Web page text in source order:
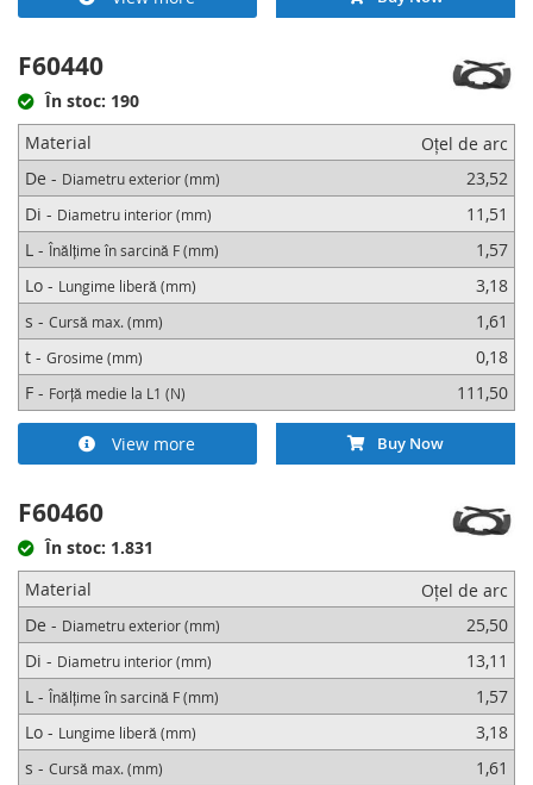
F60440
În stoc: 190
Material
Oțel de arc
De - Diametru exterior (mm)
23,52
Di - Diametru interior (mm)
11,51
L - Înălțime în sarcină F (mm)
1,57
Lo - Lungime liberă (mm)
3,18
s - Cursă max. (mm)
1,61
t - Grosime (mm)
0,18
F - Forță medie la L1 (N) 111,50
View more Buy Now
F60460
În stoc: 1.831
Material
Oțel de arc
De - Diametru exterior (mm)
25,50
Di - Diametru interior (mm)
13,11
L - Înălțime în sarcină F (mm)
1,57
Lo - Lungime liberă (mm)
3,18
s - Cursă max. (mm)
1,61